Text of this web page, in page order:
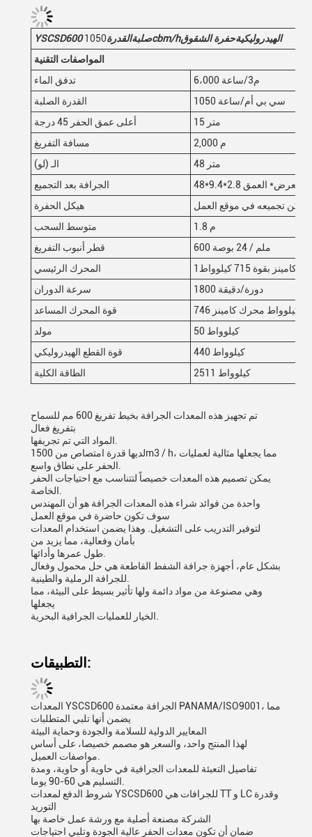
YSCSD600 صلبةالقدرة1050 cbm/h الهيدروليكيةحفرة الشقوق
المواصفات التقنية
تدفق الماء
6،000 م3/ساعة
القدرة الصلبة
1050 سي بي أم/ساعة
أعلى عمق الحفر 45 درجة
15 متر
مسافة التفريغ
2,000 م
الـ (لو)
48 متر
الجرافة بعد التجميع
العرض* العمق
هيكل الحفرة
ويمكن تجميعه في موقع العمل
متوسط السحب
1.8 م
قطر أنبوب التفريغ
600 ملم / 24 بوصة
المحرك الرئيسي
كامينز بقوة 715 كيلوواط
سرعة الدوران
1800 دورة/دقيقة
قوة المحرك المساعد
746 كيلوواط محرك كامينز
مولد
50 كيلوواط
قوة القطع الهيدروليكي
440 كيلوواط
الطاقة الكلية
2511 كيلوواط
تم تجهيز هذه المعدات الجرافة بخيط تفريغ 600 مم للسماح
بتفريغ فعال
لديها قدرة امتصاص من 1500m3 / h، مما يجعلها مثالية لعمليات
يمكن تصميم هذه المعدات خصيصاً لتتناسب مع احتياجات الحفر
واحدة من فوائد شراء هذه المعدات الجرافة هو أن المهندس
سوف تكون حاضرة في موقع العمل
لتوفير التدريب على التشغيل. وهذا يضمن استخدام المعدات
بأمان وفعالية، مما يزيد من
بشكل عام، أجهزة جرافة الشفط القاطعة هي حل محمول وفعال
وهي مصنوعة من مواد دائمة ولها تأثير بسيط على البيئة، مما
يجعلها
التطبيقات:
المعدات YSCSD600 الجرافة معتمدة PANAMA/ISO9001، مما
يضمن أنها تلبي المتطلبات
المعايير الدولية للسلامة والجودة وحماية البيئة
لهذا المنتج واحد، والسعر هو مصمم خصيصا، على أساس
تفاصيل التعبئة للمعدات الجرافية في حاوية أو حاوية، ومدة
شروط الدفع لمعدات YSCSD600 للجرافات هي TT و LC وقدرة
التوريد
الشركة مصنعة أصلية مع ورشة عمل خاصة بها
ضمان أن تكون معدات الحفر عالية الجودة وتلبي احتياجات